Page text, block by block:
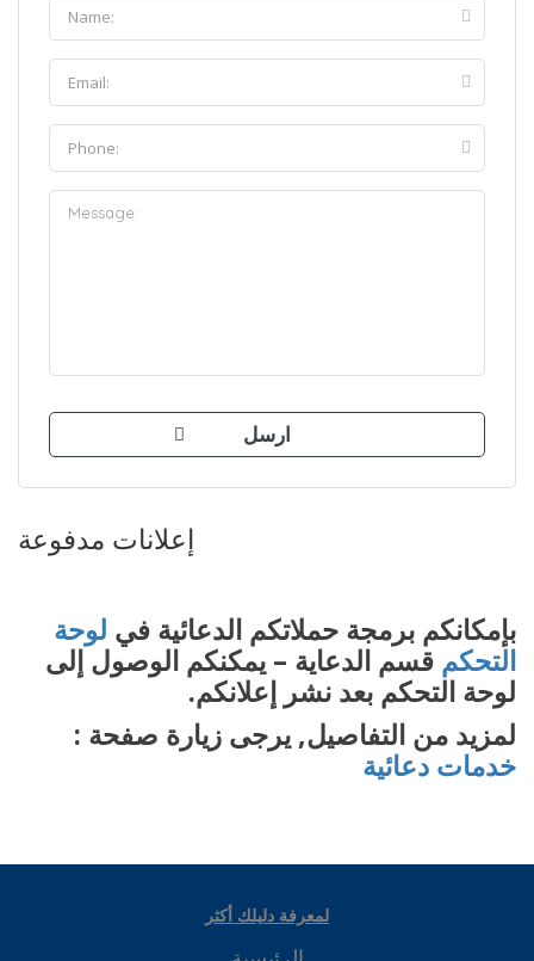
إعلانات مدفوعة
بإمكانكم برمجة حملاتكم الدعائية في لوحة
التحكم قسم الدعاية – يمكنكم الوصول إلى
لوحة التحكم بعد نشر إعلانكم.
لمزيد من التفاصيل, يرجى زيارة صفحة :
خدمات دعائية
لمعرفة دليلك أكثر